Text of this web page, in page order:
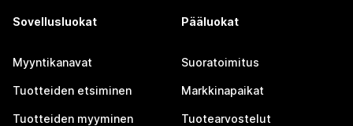
Sovellusluokat
Myyntikanavat
Tuotteiden etsiminen
Tuotteiden myyminen
Pääluokat
Suoratoimitus
Markkinapaikat
Tuotearvostelut